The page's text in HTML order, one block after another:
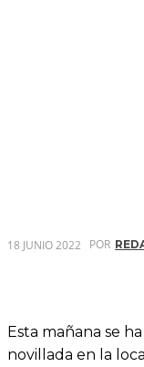
18 JUNIO 2022 POR
Esta mañana se
novillada en la